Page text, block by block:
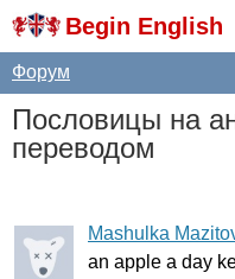
Begin English
Форум
Пословицы на
переводом
Mashulka
an apple a day